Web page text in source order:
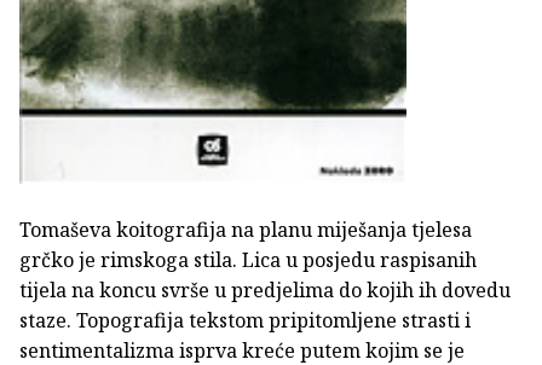
Tomaševa koitografija na planu miješanja tjelesa
grčko je rimskoga stila. Lica u posjedu raspisanih
tijela na koncu svrše u predjelima do kojih ih dovedu
staze. Topografija tekstom pripitomljene strasti i
sentimentalizma isprva kreće putem kojim se je